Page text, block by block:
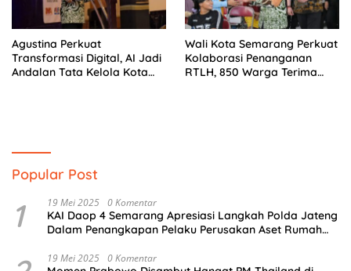
Agustina Perkuat
Transformasi Digital, AI Jadi
Andalan Tata Kelola Kota
Wali Kota Semarang Perkuat
Kolaborasi Penanganan
RTLH, 850 Warga Terima
Popular Post
1 19 Mei 2025 0 Komentar
KAI Daop 4 Semarang Apresiasi Langkah Polda Jateng
Dalam Penangkapan Pelaku Perusakan Aset Rumah
19 Mei 2025 0 Komentar